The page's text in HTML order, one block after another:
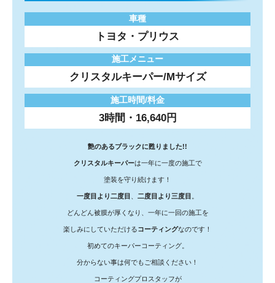
車種
トヨタ・プリウス
施工メニュー
クリスタルキーパー/Mサイズ
施工時間/料金
3時間・16,640円
艶のあるブラックに甦りました!!
クリスタルキーパーは一年に一度の施工で
塗装を守り続けます！
一度目より二度目 二度目より三度目
どんどん被膜が厚くなり、一年に一回の施工を
楽しみにしていただけるコーティングなのです！
初めてのキーパーコーティング。
分からない事は何でもご相談ください！
コーティングプロスタッフが